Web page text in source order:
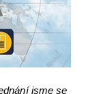
jsme se